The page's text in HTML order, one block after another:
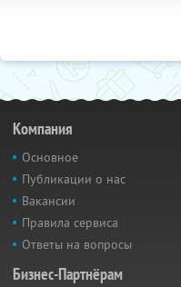
Компания
Основное
Публикации о нас
Вакансии
Правила сервиса
Ответы на вопросы
Бизнес-Партнёрам